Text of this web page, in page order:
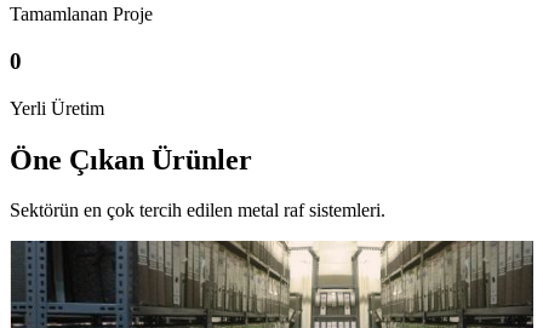
Tamamlanan Proje
0
Yerli Üretim
Öne Çıkan Ürünler
Sektörün en çok tercih edilen metal raf sistemleri.